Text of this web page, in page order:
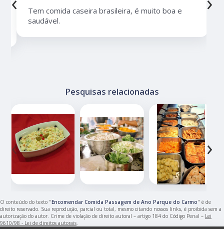
Tem comida caseira brasileira, é muito boa e
saudável.
Pesquisas relacionadas
‹ ›
O conteúdo do texto "Encomendar Comida Passagem de Ano Parque do Carmo" é de
direito reservado. Sua reprodução, parcial ou total, mesmo citando nossos links, é proibida sem a
autorização do autor. Crime de violação de direito autoral – artigo 184 do Código Penal – Lei
9610/98 - Lei de direitos autorais.